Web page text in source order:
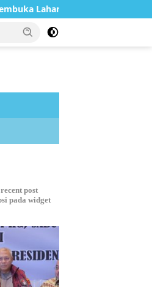
Membakar
post
pada widget